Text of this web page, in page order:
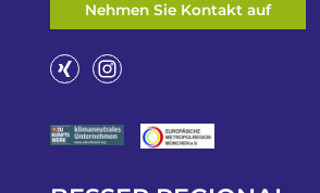
Nehmen Sie Kontakt auf